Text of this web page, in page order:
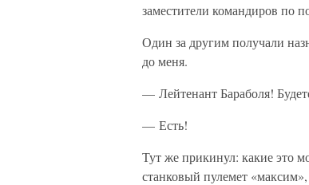
заместители командиров по
Один за другим получали
до меня.
— Лейтенант Бараболя!
— Есть!
Тут же прикинул: какие это
станковый пулемет